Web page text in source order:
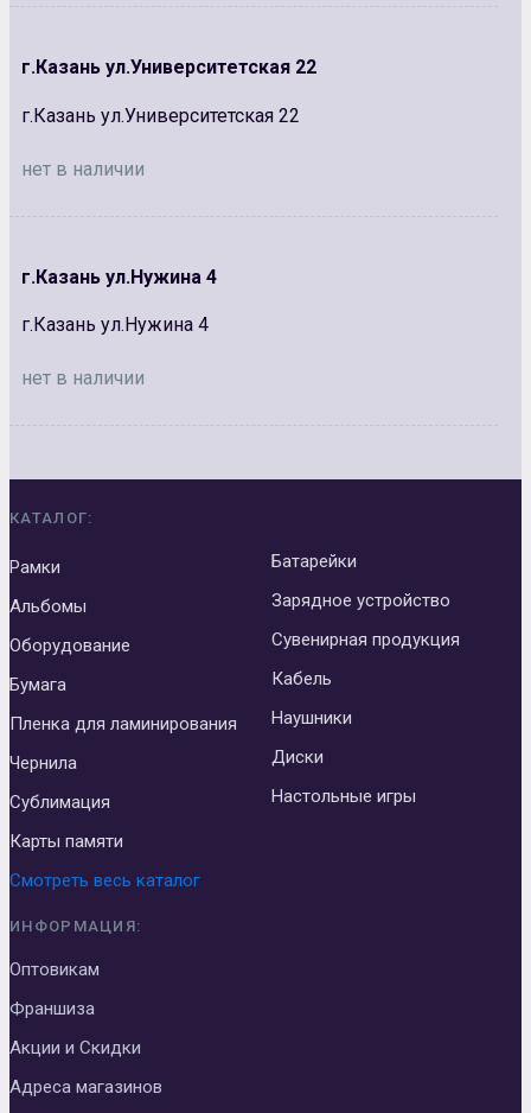
г.Казань ул.Университетская 22
г.Казань ул.Университетская 22
нет в наличии
г.Казань ул.Нужина 4
г.Казань ул.Нужина 4
нет в наличии
КАТАЛОГ:
Рамки
Альбомы
Оборудование
Бумага
Пленка для ламинирования
Чернила
Сублимация
Карты памяти
Батарейки
Зарядное устройство
Сувенирная продукция
Кабель
Наушники
Диски
Настольные игры
Смотреть весь каталог
ИНФОРМАЦИЯ:
Оптовикам
Франшиза
Акции и Скидки
Адреса магазинов